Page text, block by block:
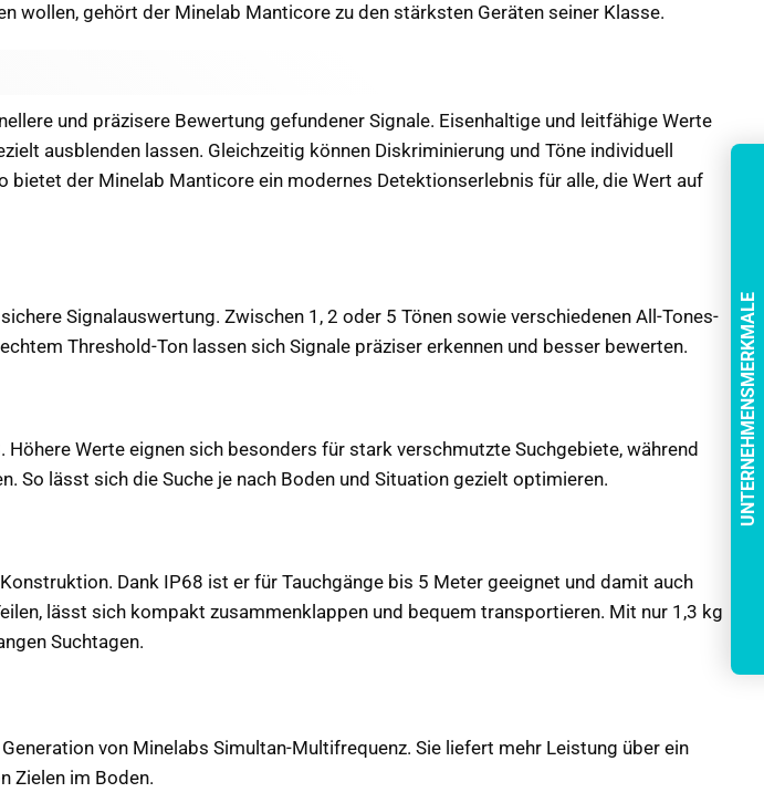
UNTERNEHMENSMERKMALE
wollen, gehört der Minelab Manticore zu den stärksten Geräten seiner Klasse.
und präzisere Bewertung gefundener Signale. Eisenhaltige und leitfähige Werte
ausblenden lassen. Gleichzeitig können Diskriminierung und Töne individuell
der Minelab Manticore ein modernes Detektionserlebnis für alle, die Wert auf
Signalauswertung. Zwischen 1, 2 oder 5 Tönen sowie verschiedenen All-Tones-
Threshold-Ton lassen sich Signale präziser erkennen und besser bewerten.
Werte eignen sich besonders für stark verschmutzte Suchgebiete, während
So lässt sich die Suche je nach Boden und Situation gezielt optimieren.
Dank IP68 ist er für Tauchgänge bis 5 Meter geeignet und damit auch
lässt sich kompakt zusammenklappen und bequem transportieren. Mit nur 1,3 kg
Suchtagen.
von Minelabs Simultan-Multifrequenz. Sie liefert mehr Leistung über ein
Zielen im Boden.